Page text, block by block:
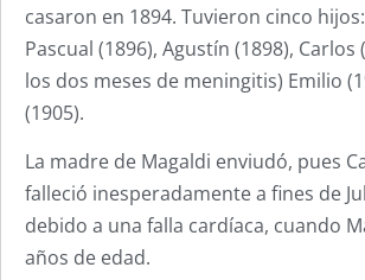
casaron en 1894. Tuvieron cinco
Pascual (1896), Agustín (1898), Carlos
los dos meses de meningitis) Emilio
(1905).
La madre de Magaldi enviudó, pues
falleció inesperadamente a fines de
debido a una falla cardíaca, cuando
años de edad.